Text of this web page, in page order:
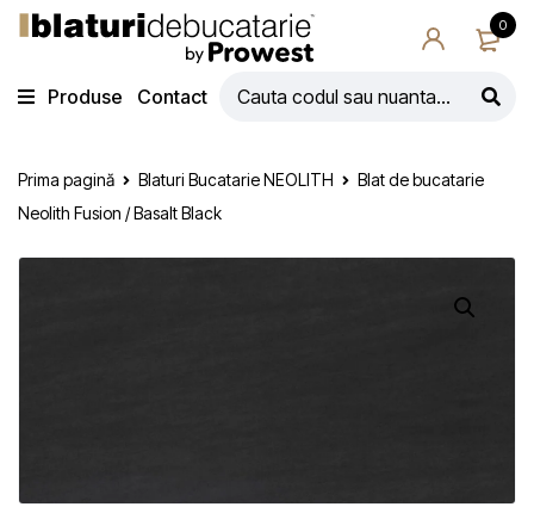
0
Produse Contact
Prima pagină Blaturi Bucatarie NEOLITH
Blat de bucatarie
Neolith Fusion / Basalt Black